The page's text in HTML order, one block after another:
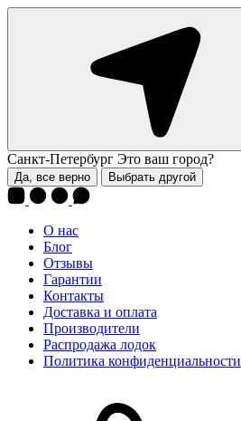
Санкт-Петербург Это ваш город?
Да, все верно Выбрать другой
О нас
Блог
Отзывы
Гарантии
Контакты
Доставка и оплата
Производители
Распродажа лодок
Политика конфиденциальности